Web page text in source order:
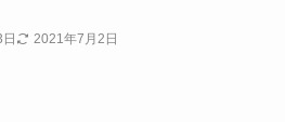
2021年7月2日